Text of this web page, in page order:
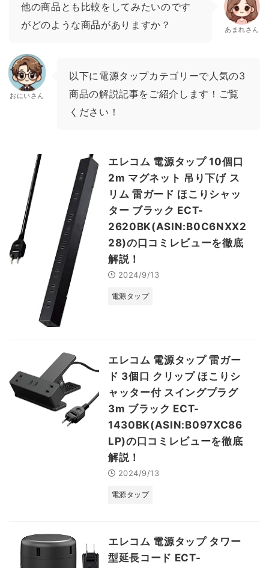
他の商品とも比較をしてみたいのです
がどのような商品がありますか？
あまれさん
おにいさん
以下に電源タップカテゴリーで人気の3
商品の解説記事をご紹介します！ご覧
ください！
エレコム 電源タップ 10個口
2m マグネット 吊り下げ ス
リム 雷ガード ほこりシャッ
ター ブラック ECT-
2620BK(ASIN:B0C6NXX2
28)の口コミレビューを徹底
解説！
2024/9/13
電源タップ
エレコム 電源タップ 雷ガー
ド 3個口 クリップ ほこりシ
ャッター付 スイングプラグ
3m ブラック ECT-
1430BK(ASIN:B097XC86
LP)の口コミレビューを徹底
解説！
2024/9/13
電源タップ
エレコム 電源タップ タワー
型延長コード ECT-